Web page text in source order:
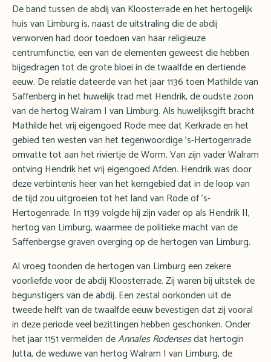
De band tussen de abdij van Kloosterrade en het hertogelijk
huis van Limburg is, naast de uitstraling die de abdij
verworven had door toedoen van haar religieuze
centrumfunctie, een van de elementen geweest die hebben
bijgedragen tot de grote bloei in de twaalfde en dertiende
eeuw. De relatie dateerde van het jaar 1136 toen Mathilde van
Saffenberg in het huwelijk trad met Hendrik, de oudste zoon
van de hertog Walram I van Limburg. Als huwelijksgift bracht
Mathilde het vrij eigengoed Rode mee dat Kerkrade en het
gebied ten westen van het tegenwoordige ’s-Hertogenrade
omvatte tot aan het riviertje de Worm. Van zijn vader Walram
ontving Hendrik het vrij eigengoed Afden. Hendrik was door
deze verbintenis heer van het kerngebied dat in de loop van
de tijd zou uitgroeien tot het land van Rode of ’s-
Hertogenrade. In 1139 volgde hij zijn vader op als Hendrik II,
hertog van Limburg, waarmee de politieke macht van de
Saffenbergse graven overging op de hertogen van Limburg.
Al vroeg toonden de hertogen van Limburg een zekere
voorliefde voor de abdij Kloosterrade. Zij waren bij uitstek de
begunstigers van de abdij. Een zestal oorkonden uit de
tweede helft van de twaalfde eeuw bevestigen dat zij vooral
in deze periode veel bezittingen hebben geschonken. Onder
het jaar 1151 vermelden deAnnales Rodensesdat hertogin
Jutta, de weduwe van hertog Walram I van Limburg, de